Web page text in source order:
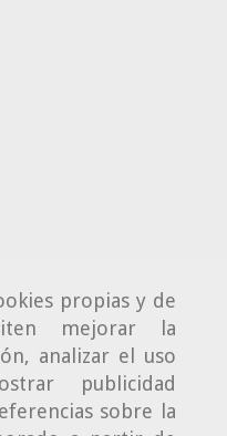
propias y de
mejorar la
analizar el uso
publicidad
sobre la